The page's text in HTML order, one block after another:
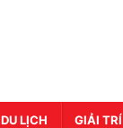
DU LỊCH GIẢI TRÍ